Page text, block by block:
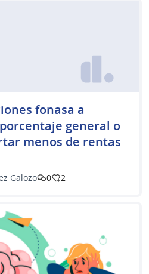
fonasa a
general o
menos de rentas
Galozo 0 2